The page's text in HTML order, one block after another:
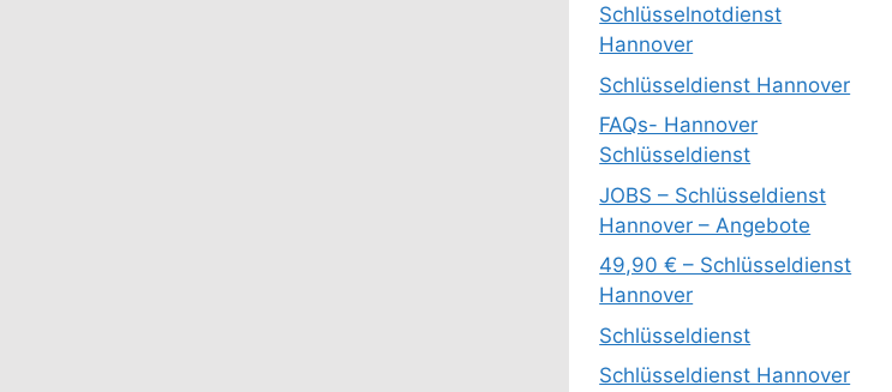
Schlüsselnotdienst
Hannover
Schlüsseldienst Hannover
FAQs- Hannover
Schlüsseldienst
JOBS – Schlüsseldienst
Hannover – Angebote
49,90 € – Schlüsseldienst
Hannover
Schlüsseldienst
Schlüsseldienst Hannover